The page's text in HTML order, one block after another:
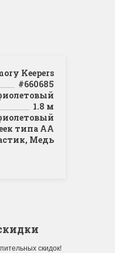
Keepers
#660685
1.8 м
типа АА
Медь
скидок!